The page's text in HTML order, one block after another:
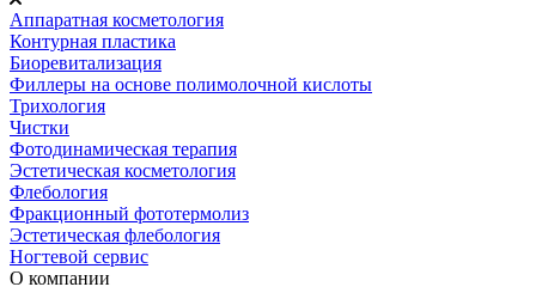
Аппаратная косметология
Контурная пластика
Биоревитализация
Филлеры на основе полимолочной кислоты
Трихология
Чистки
Фотодинамическая терапия
Эстетическая косметология
Флебология
Фракционный фототермолиз
Эстетическая флебология
Ногтевой сервис
О компании